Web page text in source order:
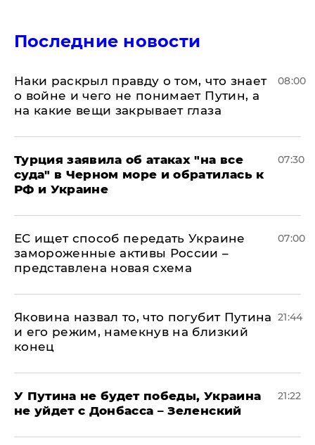
Последние новости
Наки раскрыл правду о том, что знает
о войне и чего не понимает Путин, а
на какие вещи закрывает глаза
08:00
Турция заявила об атаках "на все
суда" в Черном море и обратилась к
РФ и Украине
07:30
ЕС ищет способ передать Украине
замороженные активы России –
представлена новая схема
07:00
Яковина назвал то, что погубит Путина
и его режим, намекнув на близкий
конец
21:44
У Путина не будет победы, Украина
не уйдет с Донбасса – Зеленский
21:22